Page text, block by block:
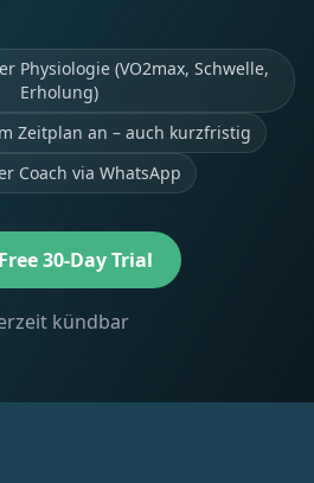
Physiologie (VO2max, Schwelle,
Erholung)
Zeitplan an – auch kurzfristig
Coach via WhatsApp
30-Day Trial
kündbar